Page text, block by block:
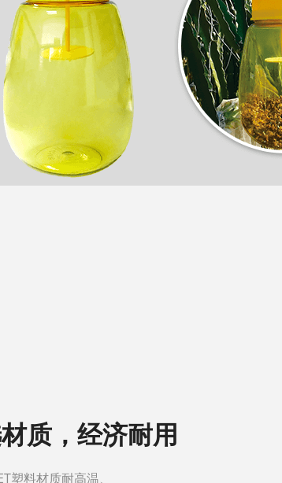
质，经济耐用
塑料材质耐高温、